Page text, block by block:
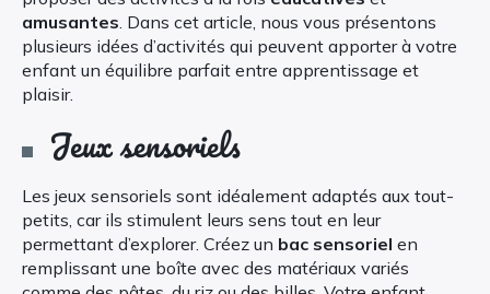
amusantes . Dans cet article, nous vous présentons
plusieurs idées d’activités qui peuvent apporter à votre
enfant un équilibre parfait entre apprentissage et
plaisir.
Jeux sensoriels
Les jeux sensoriels sont idéalement adaptés aux tout-
petits, car ils stimulent leurs sens tout en leur
permettant d’explorer. Créez un bac sensoriel en
remplissant une boîte avec des matériaux variés